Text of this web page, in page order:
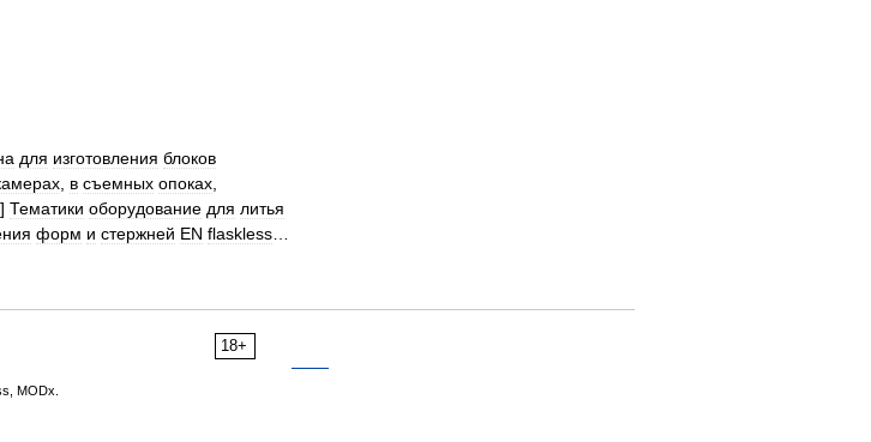
для изготовления блоков
в съемных опоках
] Тематики оборудование для литья
форм и стержней EN flaskless
18+
MODx.